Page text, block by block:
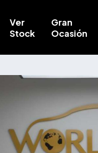
Ver
Stock
Gran
Ocasión